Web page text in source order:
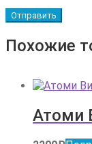
Похожие
Атоми